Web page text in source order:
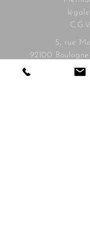
C.G.V
5, rue
92100